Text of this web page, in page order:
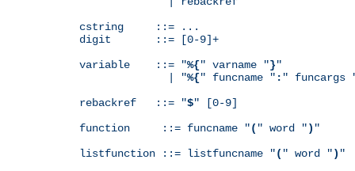
cstring     ::= ...
digit       ::= [0-9]+
variable    ::= "%{" varname "}"
              | "
%{" funcname " : " funcargs
rebackref   ::= "$" [0-9]
function     ::= funcname "( " word ") "
listfunction ::= listfuncname "( " word ") "